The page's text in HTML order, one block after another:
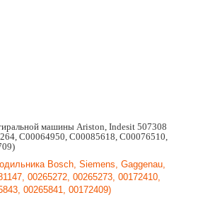
машины Ariston, Indesit 507308
C00064950, C00085618, C00076510,